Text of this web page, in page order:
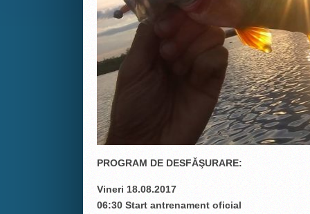
PROGRAM DE DESFĂŞURARE:
Vineri 18.08.2017
06:30 Start antrenament oficial